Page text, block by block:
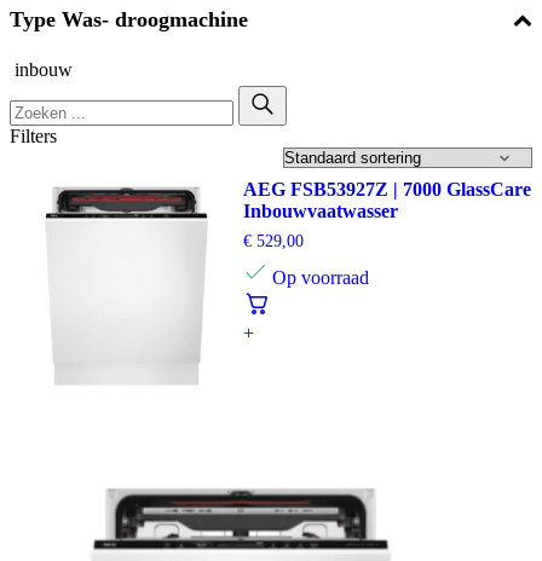
Type Was- droogmachine
inbouw
Filters
AEG FSB53927Z | 7000 GlassCare
Inbouwvaatwasser
€ 529,00
Op voorraad
+